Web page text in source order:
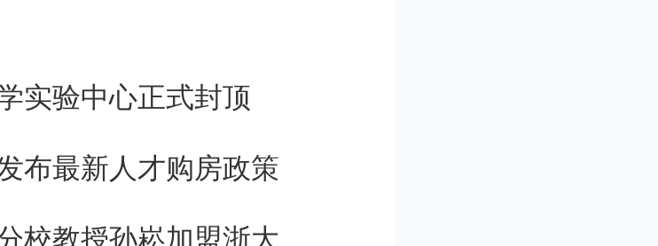
大学、国立第四中山大
实验中心正式封顶
布最新人才购房政策
校教授孙崧加盟浙大